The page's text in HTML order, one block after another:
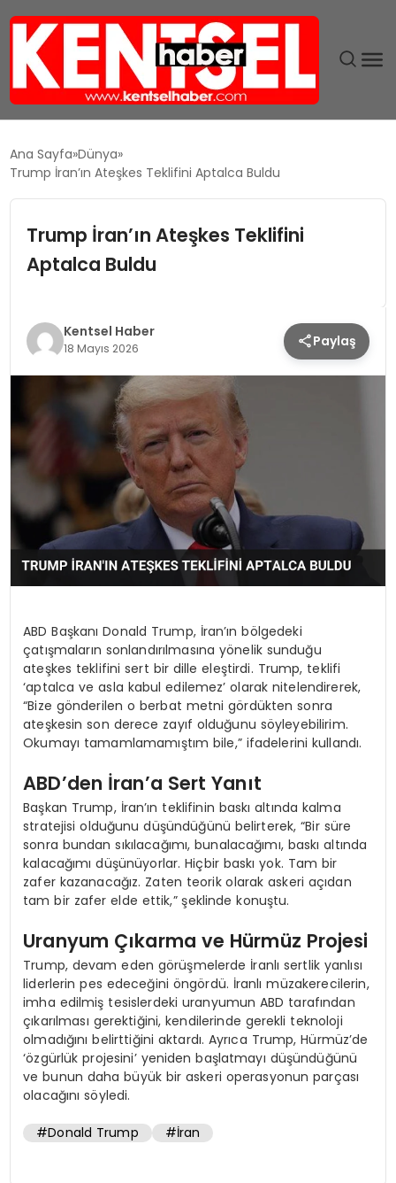
EKONOMI
EĞITIM
TEKNOLOJI
MAGAZIN
KÜLTÜR & SANAT
SAĞLIK
Ana Sayfa Dünya
Trump İran’ın Ateşkes Teklifini Aptalca Buldu
Trump İran’ın Ateşkes Teklifini
Aptalca Buldu
Kentsel Haber
18 Mayıs 2026 Paylaş
ABD Başkanı Donald Trump, İran’ın bölgedeki
çatışmaların sonlandırılmasına yönelik sunduğu
ateşkes teklifini sert bir dille eleştirdi. Trump, teklifi
‘aptalca ve asla kabul edilemez’ olarak nitelendirerek,
“Bize gönderilen o berbat metni gördükten sonra
ateşkesin son derece zayıf olduğunu söyleyebilirim.
Okumayı tamamlamamıştım bile,” ifadelerini kullandı.
ABD’den İran’a Sert Yanıt
Başkan Trump, İran’ın teklifinin baskı altında kalma
stratejisi olduğunu düşündüğünü belirterek, “Bir süre
sonra bundan sıkılacağımı, bunalacağımı, baskı altında
kalacağımı düşünüyorlar. Hiçbir baskı yok. Tam bir
zafer kazanacağız. Zaten teorik olarak askeri açıdan
tam bir zafer elde ettik,” şeklinde konuştu.
Uranyum Çıkarma ve Hürmüz Projesi
Trump, devam eden görüşmelerde İranlı sertlik yanlısı
liderlerin pes edeceğini öngördü. İranlı müzakerecilerin,
imha edilmiş tesislerdeki uranyumun ABD tarafından
çıkarılması gerektiğini, kendilerinde gerekli teknoloji
olmadığını belirttiğini aktardı. Ayrıca Trump, Hürmüz’de
‘özgürlük projesini’ yeniden başlatmayı düşündüğünü
ve bunun daha büyük bir askeri operasyonun parçası
olacağını söyledi.
#Donald Trump #İran